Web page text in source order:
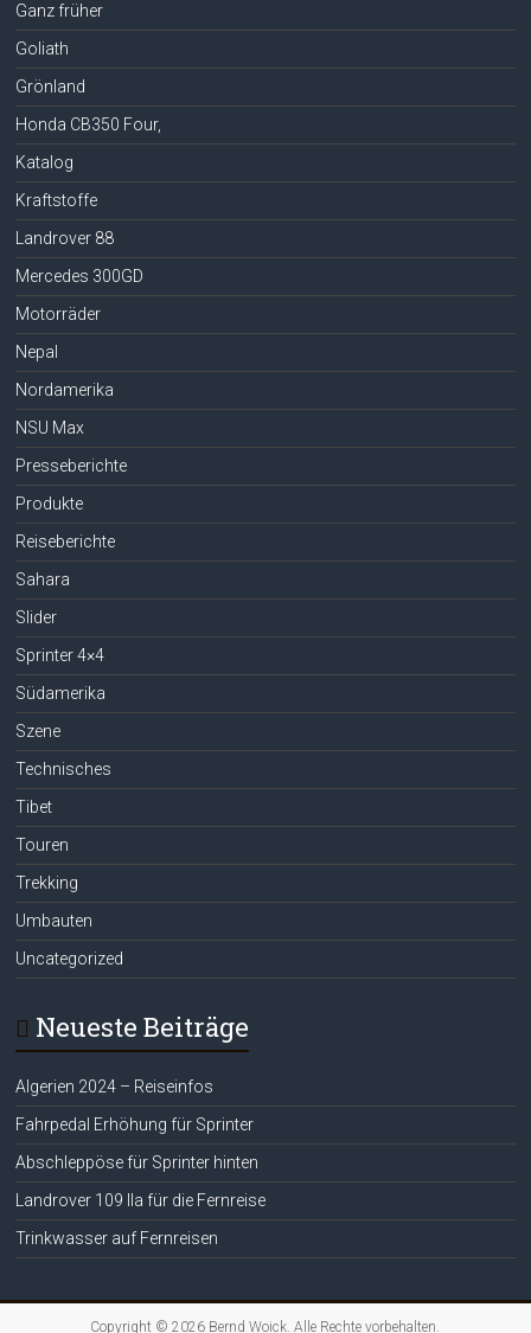
Ganz früher
Goliath
Grönland
Honda CB350 Four,
Katalog
Kraftstoffe
Landrover 88
Mercedes 300GD
Motorräder
Nepal
Nordamerika
NSU Max
Presseberichte
Produkte
Reiseberichte
Sahara
Slider
Sprinter 4×4
Südamerika
Szene
Technisches
Tibet
Touren
Trekking
Umbauten
Uncategorized
Neueste Beiträge
Algerien 2024 – Reiseinfos
Fahrpedal Erhöhung für Sprinter
Abschleppöse für Sprinter hinten
Landrover 109 IIa für die Fernreise
Trinkwasser auf Fernreisen
Copyright © 2026 Bernd Woick. Alle Rechte vorbehalten.